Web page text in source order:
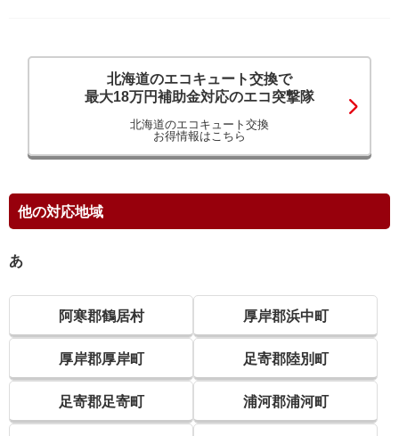
北海道のエコキュート交換で
最大18万円補助金対応のエコ突撃隊
北海道のエコキュート交換
お得情報はこちら
他の対応地域
あ
阿寒郡鶴居村 厚岸郡浜中町
厚岸郡厚岸町 足寄郡陸別町
足寄郡足寄町 浦河郡浦河町